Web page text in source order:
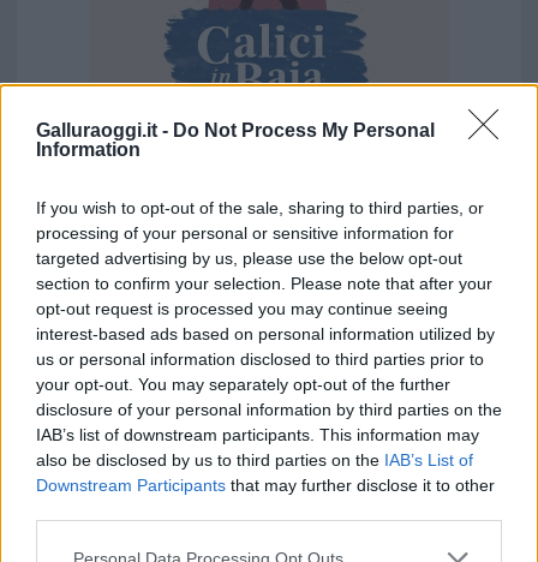
Galluraoggi.it - Do Not Process My Personal
Information
If you wish to opt-out of the sale, sharing to third parties, or
processing of your personal or sensitive information for
targeted advertising by us, please use the below opt-out
section to confirm your selection. Please note that after your
opt-out request is processed you may continue seeing
interest-based ads based on personal information utilized by
us or personal information disclosed to third parties prior to
your opt-out. You may separately opt-out of the further
disclosure of your personal information by third parties on the
IAB’s list of downstream participants. This information may
also be disclosed by us to third parties on the IAB’s List of
Downstream Participants that may further disclose it to other
Please note that this website/app uses one or more Google
Personal Data Processing Opt Outs
Vuoi rimuovere le pubblicità nazionali?
Puoi abbonarti asoli € 1,10 al mese
cliccandoqui
Sei già abbonato?
Puoi effettuare l'accesso andando nella
sezioneLogindal menù del sito o